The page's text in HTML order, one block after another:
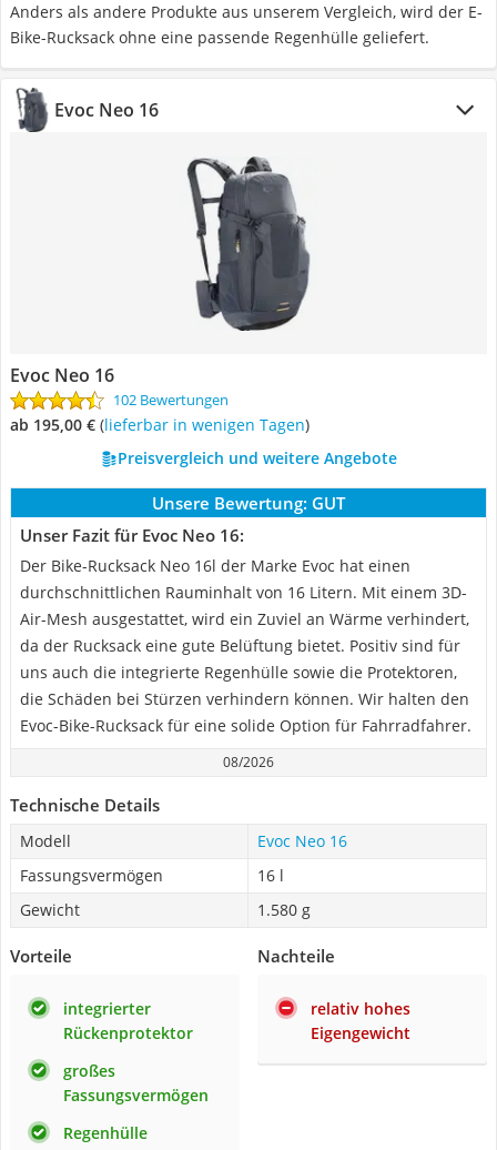
Anders als andere Produkte aus unserem Vergleich, wird der E-
Bike-Rucksack ohne eine passende Regenhülle geliefert.
Evoc Neo 16
Evoc Neo 16
102 Bewertungen
ab 195,00 € ( Lieferbar in wenigen Tagen)
Preisvergleich und weitere Angebote
Unsere Bewertung: GUT
Unser Fazit für Evoc Neo 16:
Der Bike-Rucksack Neo 16l der Marke Evoc hat einen
durchschnittlichen Rauminhalt von 16 Litern. Mit einem 3D-
Air-Mesh ausgestattet, wird ein Zuviel an Wärme verhindert,
da der Rucksack eine gute Belüftung bietet. Positiv sind für
uns auch die integrierte Regenhülle sowie die Protektoren,
die Schäden bei Stürzen verhindern können. Wir halten den
Evoc-Bike-Rucksack für eine solide Option für Fahrradfahrer.
08/2026
Technische Details
Modell
Evoc Neo 16
Fassungsvermögen
16 l
Gewicht
1.580 g
Vorteile
integrierter
Rückenprotektor
großes
Fassungsvermögen
Regenhülle
Nachteile
relativ hohes
Eigengewicht